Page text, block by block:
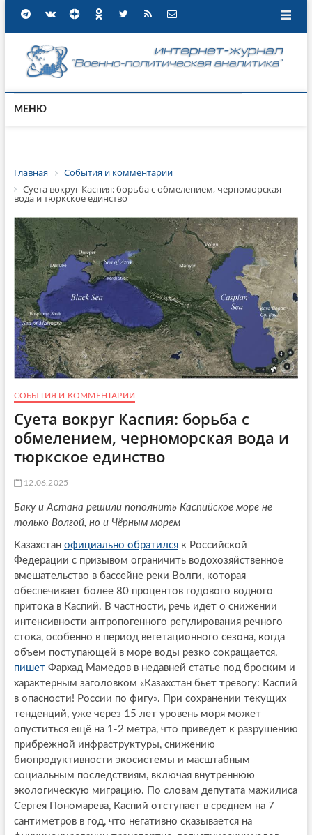
МЕНЮ
Главная
События и комментарии
Суета вокруг Каспия: борьба с обмелением, черноморская
вода и тюркское единство
СОБЫТИЯ И КОММЕНТАРИИ
Суета вокруг Каспия: борьба с
обмелением, черноморская вода и
тюркское единство
12.06.2025
Баку и Астана решили пополнить Каспийское море не
только Волгой, но и Чёрным морем
Казахстан официально обратилсяк Российской
Федерации с призывом ограничить водохозяйственное
вмешательство в бассейне реки Волги, которая
обеспечивает более 80 процентов годового водного
притока в Каспий. В частности, речь идет о снижении
интенсивности антропогенного регулирования речного
стока, особенно в период вегетационного сезона, когда
объем поступающей в море воды резко сокращается,
пишетФархад Мамедов в недавней статье под броским и
характерным заголовком «Казахстан бьет тревогу: Каспий
в опасности! России по фигу». При сохранении текущих
тенденций, уже через 15 лет уровень моря может
опуститься ещё на 1-2 метра, что приведет к разрушению
прибрежной инфраструктуры, снижению
биопродуктивности экосистемы и масштабным
социальным последствиям, включая внутреннюю
экологическую миграцию. По словам депутата мажилиса
Сергея Пономарева, Каспий отступает в среднем на 7
сантиметров в год, что негативно сказывается на